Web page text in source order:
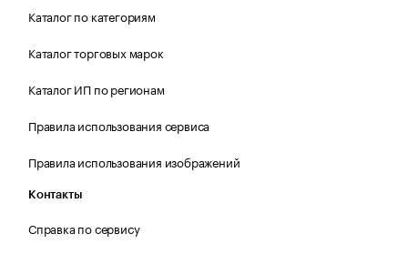
Каталог по категориям
Каталог торговых марок
Каталог ИП по регионам
Правила использования сервиса
Правила использования изображений
Контакты
Справка по сервису